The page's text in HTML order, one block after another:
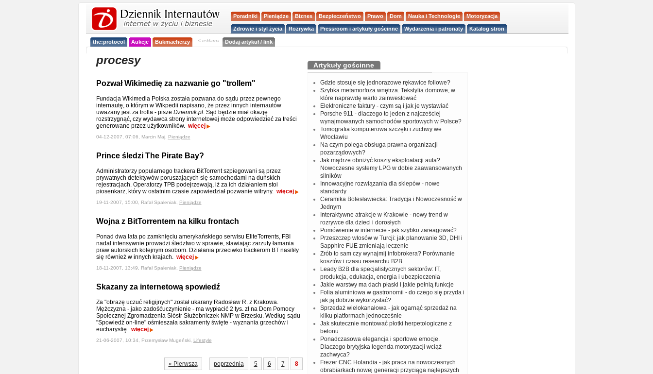
Poradniki Pieniądze Biznes Bezpieczeństwo Prawo Dom Nauka i Technologie Motoryzacja
Zdrowie i styl życia Rozrywka Pressroom i artykuły gościnne Wydarzenia i patronaty Katalog stron
the:protocol Aukcje Bukmacherzy < reklama Dodaj artykuł / link
procesy
Pozwał Wikimedię za nazwanie go "trollem"
Fundacja Wikimedia Polska została pozwana do sądu przez pewnego
internautę, o którym w Wikpedii napisano, że przez innych internautów
uważany jest za trolla - pisze Dziennik.pl. Sąd będzie miał okazję
rozstrzygnąć, czy wydawca strony internetowej może odpowiedzieć za treści
generowane przez użytkowników. więcej
04-12-2007, 07:06, Marcin Maj, Pieniądze
Prince śledzi The Pirate Bay?
Administratorzy popularnego trackera BitTorrent szpiegowani są przez
prywatnych detektywów poruszających się samochodami na duńskich
rejestracjach. Operatorzy TPB podejrzewają, iż za ich działaniem stoi
piosenkarz, który w ostatnim czasie zapowiedział pozwanie witryny. więcej
19-11-2007, 15:00, Rafał Spaleniak, Pieniądze
Wojna z BitTorrentem na kilku frontach
Ponad dwa lata po zamknięciu amerykańskiego serwisu EliteTorrents, FBI
nadal intensywnie prowadzi śledztwo w sprawie, stawiając zarzuty łamania
praw autorskich kolejnym osobom. Działania przeciwko trackerom BT nasiliły
się również w innych krajach. więcej
18-11-2007, 13:49, Rafał Spaleniak, Pieniądze
Skazany za internetową spowiedź
Za "obrazę uczuć religijnych" został ukarany Radosław R. z Krakowa.
Mężczyzna - jako zadośćuczynienie - ma wypłacić 2 tys. zł na Dom Pomocy
Społecznej Zgromadzenia Sióstr Służebniczek NMP w Brzesku. Według sądu
"Spowiedź on-line" ośmieszała sakramenty święte - wyznania grzechów i
eucharystię. więcej
21-06-2007, 10:34, Przemysław Mugeński, Lifestyle
« Pierwsza ... poprzednia 5 6 7 8
Artykuły gościnne
Gdzie stosuje się jednorazowe rękawice foliowe?
Szybka metamorfoza wnętrza. Tekstylia domowe, w
które naprawdę warto zainwestować
Elektroniczne faktury - czym są i jak je wystawiać
Porsche 911 - dlaczego to jeden z najcześciej
wynajmowanych samochodów sportowych w Polsce?
Tomografia komputerowa szczęki i żuchwy we
Wrocławiu
Na czym polega obsługa prawna organizacji
pozarządowych?
Jak mądrze obniżyć koszty eksploatacji auta?
Nowoczesne systemy LPG w dobie zaawansowanych
silników
Innowacyjne rozwiązania dla sklepów - nowe
standardy
Ceramika Bolesławiecka: Tradycja i Nowoczesność w
Jednym
Interaktywne atrakcje w Krakowie - nowy trend w
rozrywce dla dzieci i dorosłych
Pomówienie w internecie - jak szybko zareagować?
Przeszczep włosów w Turcji: jak planowanie 3D, DHI i
Sapphire FUE zmieniają leczenie
Zrób to sam czy wynajmij infobrokera? Porównanie
kosztów i czasu researchu B2B
Leady B2B dla specjalistycznych sektorów: IT,
produkcja, edukacja, energia i ubezpieczenia
Jakie warstwy ma dach płaski i jakie pełnią funkcje
Folia aluminiowa w gastronomii - do czego się przyda i
jak ją dobrze wykorzystać?
Sprzedaż wielokanałowa - jak ogarnąć sprzedaż na
kilku platformach jednocześnie
Jak skutecznie montować płotki herpetologiczne z
betonu
Ponadczasowa elegancja i sportowe emocje.
Dlaczego brytyjska legenda motoryzacji wciąż
zachwyca?
Frezer CNC Holandia - jak praca na nowoczesnych
obrabiarkach nowej generacji przyciąga najlepszych